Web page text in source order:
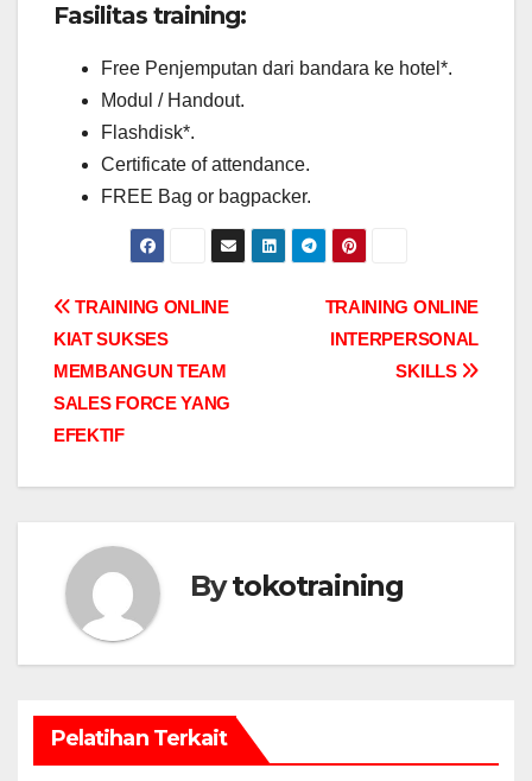
Fasilitas training:
Free Penjemputan dari bandara ke hotel*.
Modul / Handout.
Flashdisk*.
Certificate of attendance.
FREE Bag or bagpacker.
Post
navigation
TRAINING ONLINE
INTERPERSONAL
SKILLS
TRAINING ONLINE
KIAT SUKSES
MEMBANGUN TEAM
SALES FORCE YANG
EFEKTIF
Bytokotraining
Pelatihan Terkait